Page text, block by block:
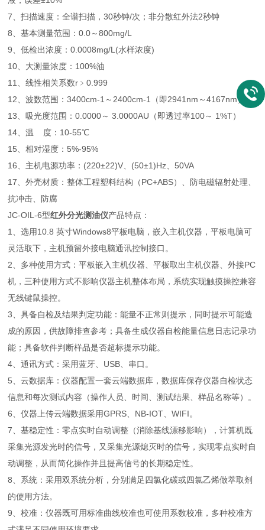
7、扫描速度：全谱扫描，30秒钟/次；非分散红外法2秒钟
8、基本测量范围：0.0～800mg/L
9、低检出浓度：0.0008mg/L(水样浓度)
10、大测量浓度：100%油
11、线性相关系数r﹥0.999
12、波数范围：3400cm-1～2400cm-1（即2941nm～4167nm）
13、吸光度范围：0.0000～ 3.0000AU（即透过率100～ 1%T）
14、温 度：10-55℃
15、相对湿度：5%-95%
16、主机电源功率：(220±22)V、(50±1)Hz、50VA
17、外壳材质：整体工程塑料结构（PC+ABS）、防电磁辐射处理、
抗冲击、防腐
JC-OIL-6型红外分光测油仪产品特点：
1、选用10.8 英寸Windows8平板电脑，嵌入主机仪器，平板电脑可
灵活取下，主机预留外接电脑通讯控制接口。
2、多种使用方式：平板嵌入主机仪器、平板取出主机仪器、外接PC
机，三种使用方式不影响仪器主机整体布局，系统实现触摸操控兼容
无线键鼠操控。
3、具备自检及结果判定功能：能量不正常则提示，同时提示可能造
成的原因，供故障排查参考；具备生成仪器自检能量信息日志记录功
能；具备软件判断样品是否超标提示功能。
4、通讯方式：采用蓝牙、USB、串口。
5、云数据库：仪器配置一套云端数据库，数据库保存仪器自检状态
信息和每次测试内容（操作人员、时间、测试结果、样品名称等）。
6、仪器上传云端数据采用GPRS、NB-IOT、WIFI。
7、基稳定性：零点实时自动调整（消除基线漂移影响），计算机既
采集光源发光时的信号，又采集光源熄灭时的信号，实现零点实时自
动调整，从而简化操作并且提高信号的长期稳定性。
8、系统：采用双系统分析，分别满足四氯化碳或四氯乙烯做萃取剂
的使用方法。
9、校准：仪器既可用标准曲线校准也可使用系数校准，多种校准方